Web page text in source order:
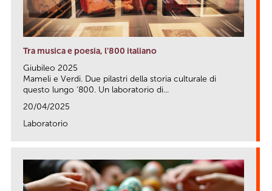
Tra musica e poesia, l’800 italiano
Giubileo 2025
Mameli e Verdi. Due pilastri della storia culturale di
questo lungo ‘800. Un laboratorio di...
20/04/2025
Laboratorio